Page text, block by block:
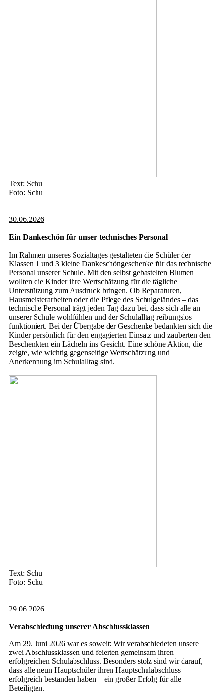
Text: Schu
Foto: Schu
30.06.2026
Ein Dankeschön für unser technisches Personal
Im Rahmen unseres Sozialtages gestalteten die Schüler der
Klassen 1 und 3 kleine Dankeschöngeschenke für das technische
Personal unserer Schule. Mit den selbst gebastelten Blumen
wollten die Kinder ihre Wertschätzung für die tägliche
Unterstützung zum Ausdruck bringen. Ob Reparaturen,
Hausmeisterarbeiten oder die Pflege des Schulgeländes – das
technische Personal trägt jeden Tag dazu bei, dass sich alle an
unserer Schule wohlfühlen und der Schulalltag reibungslos
funktioniert. Bei der Übergabe der Geschenke bedankten sich die
Kinder persönlich für den engagierten Einsatz und zauberten den
Beschenkten ein Lächeln ins Gesicht. Eine schöne Aktion, die
zeigte, wie wichtig gegenseitige Wertschätzung und
Anerkennung im Schulalltag sind.
Text: Schu
Foto: Schu
29.06.2026
Verabschiedung unserer Abschlussklassen
Am 29. Juni 2026 war es soweit: Wir verabschiedeten unsere
zwei Abschlussklassen und feierten gemeinsam ihren
erfolgreichen Schulabschluss. Besonders stolz sind wir darauf,
dass alle neun Hauptschüler ihren Hauptschulabschluss
erfolgreich bestanden haben – ein großer Erfolg für alle
Beteiligten.